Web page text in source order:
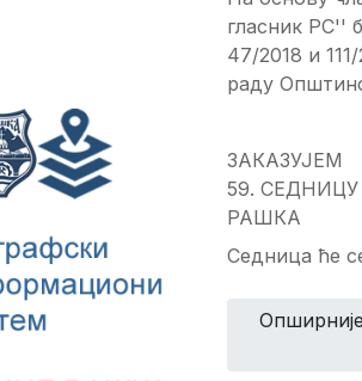
гласник РС''
47/2018 и
раду
ЗАКАЗУЈЕМ
59.
РАШКА
Седница ће